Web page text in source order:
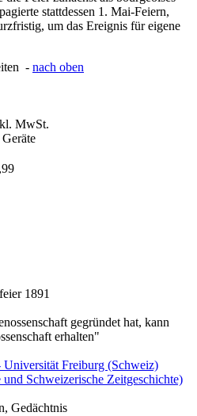
stattdessen 1. Mai-Feiern,
um das Ereignis für eigene
- nach oben
MwSt.
1891
gegründet hat, kann
erhalten"
Freiburg (Schweiz)
Schweizerische Zeitgeschichte)
Gedächtnis